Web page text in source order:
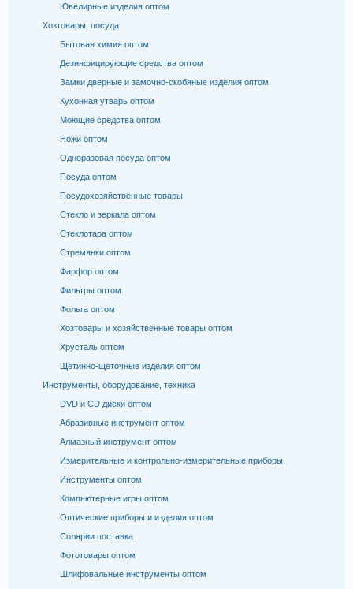
Ювелирные изделия оптом
Хозтовары, посуда
Бытовая химия оптом
Дезинфицирующие средства оптом
Замки дверные и замочно-скобяные изделия оптом
Кухонная утварь оптом
Моющие средства оптом
Ножи оптом
Одноразовая посуда оптом
Посуда оптом
Посудохозяйственные товары
Стекло и зеркала оптом
Стеклотара оптом
Стремянки оптом
Фарфор оптом
Фильтры оптом
Фольга оптом
Хозтовары и хозяйственные товары оптом
Хрусталь оптом
Щетинно-щеточные изделия оптом
Инструменты, оборудование, техника
DVD и CD диски оптом
Абразивные инструмент оптом
Алмазный инструмент оптом
Измерительные и контрольно-измерительные приборы,
Инструменты оптом
Компьютерные игры оптом
Оптические приборы и изделия оптом
Солярии поставка
Фототовары оптом
Шлифовальные инструменты оптом